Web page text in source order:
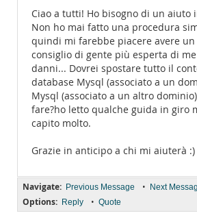
Ciao a tutti! Ho bisogno di un aiuto
Non ho mai fatto una procedura
quindi mi farebbe piacere avere
consiglio di gente più esperta di
danni... Dovrei spostare tutto il
database Mysql (associato a un
Mysql (associato a un altro
fare?ho letto qualche guida in giro
capito molto.
Grazie in anticipo a chi mi aiuterà :)
Navigate: Previous Message • Next
Options: Reply • Quote